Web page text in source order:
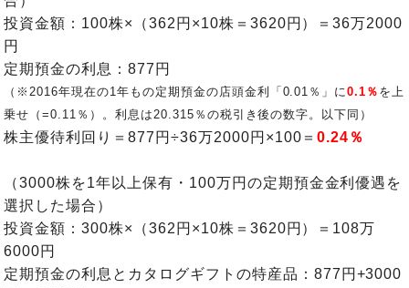
投資金額：100株×（362円×10株＝3620円）＝36万2000
円
定期預金の利息：877円
（※2016年現在の1年もの定期預金の店頭金利「0.01％」に0.1％ を上
乗せ（=0.11％）。利息は20.315％の税引き後の数字。以下同）
株主優待利回り＝877円÷36万2000円×100＝0.24％
（3000株を1年以上保有・100万円の定期預金金利優遇を
選択した場合）
投資金額：300株×（362円×10株＝3620円）＝108万
6000円
定期預金の利息とカタログギフトの特産品：877円+3000